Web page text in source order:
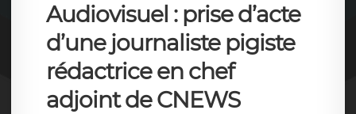
Audiovisuel : prise d’acte
d’une journaliste pigiste
rédactrice en chef
adjoint de CNEWS